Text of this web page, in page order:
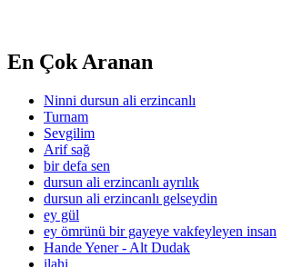
En Çok Aranan
Ninni dursun ali erzincanlı
Turnam
Sevgilim
Arif sağ
bir defa sen
dursun ali erzincanlı ayrılık
dursun ali erzincanlı gelseydin
ey gül
ey ömrünü bir gayeye vakfeyleyen insan
Hande Yener - Alt Dudak
ilahi